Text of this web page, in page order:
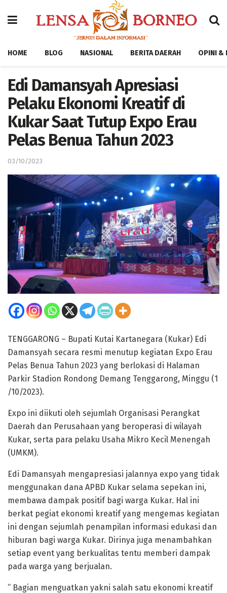
HOME BLOG NASIONAL BERITA DAERAH OPINI &
Edi Damansyah Apresiasi
Pelaku Ekonomi Kreatif di
Kukar Saat Tutup Expo Erau
Pelas Benua Tahun 2023
03/10/2023
TENGGARONG – Bupati Kutai Kartanegara (Kukar) Edi
Damansyah secara resmi menutup kegiatan Expo Erau
Pelas Benua Tahun 2023 yang berlokasi di Halaman
Parkir Stadion Rondong Demang Tenggarong, Minggu (1
/10/2023).
Expo ini diikuti oleh sejumlah Organisasi Perangkat
Daerah dan Perusahaan yang beroperasi di wilayah
Kukar, serta para pelaku Usaha Mikro Kecil Menengah
(UMKM).
Edi Damansyah mengapresiasi jalannya expo yang tidak
menggunakan dana APBD Kukar selama sepekan ini,
membawa dampak positif bagi warga Kukar. Hal ini
berkat pegiat ekonomi kreatif yang mengemas kegiatan
ini dengan sejumlah penampilan informasi edukasi dan
hiburan bagi warga Kukar. Dirinya juga menambahkan
setiap event yang berkualitas tentu memberi dampak
pada warga yang berjualan.
” Bagian menguatkan yakni salah satu ekonomi kreatif